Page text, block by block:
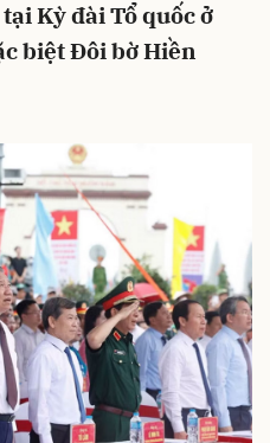
Kỳ đài Tổ quốc ở
biệt Đôi bờ Hiền